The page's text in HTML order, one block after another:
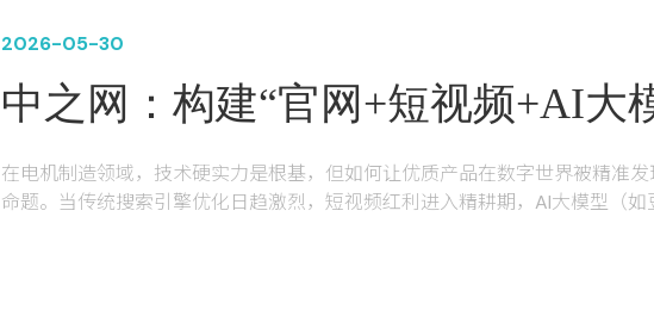
抖音和视频号！ 关键在于，你用什么样的内容抓住他们。
2026-05-30
中之网：构建“官网+短视频+AI大
销矩阵，抢占电机行业智能搜索
在电机制造领域，技术硬实力是根基，但如何让优质产品在数字世界被精准
命题。当传统搜索引擎优化日趋激烈，短视频红利进入精耕期，AI大模型（如
音&视频号双平台运营+AI大模型关键词排名优化”三位一体的数字营销引擎，